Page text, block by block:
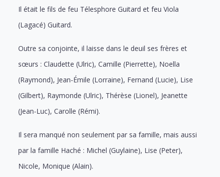
Il était le fils de feu Télesphore Guitard et feu Viola
(Lagacé) Guitard.
Outre sa conjointe, il laisse dans le deuil ses frères et
sœurs : Claudette (Ulric), Camille (Pierrette), Noella
(Raymond), Jean-Émile (Lorraine), Fernand (Lucie), Lise
(Gilbert), Raymonde (Ulric), Thérèse (Lionel), Jeanette
(Jean-Luc), Carolle (Rémi).
Il sera manqué non seulement par sa famille, mais aussi
par la famille Haché : Michel (Guylaine), Lise (Peter),
Nicole, Monique (Alain).